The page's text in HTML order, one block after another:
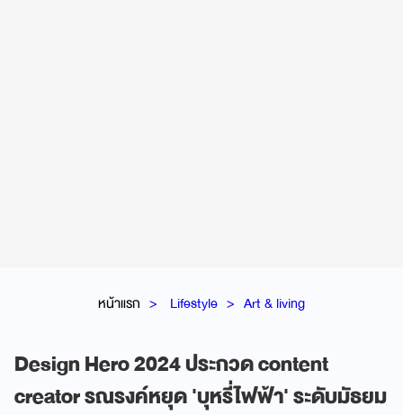
หน้าแรก Lifestyle Art & living
Design Hero 2024 ประกวด content
creator รณรงค์หยุด 'บุหรี่ไฟฟ้า' ระดับมัธยม